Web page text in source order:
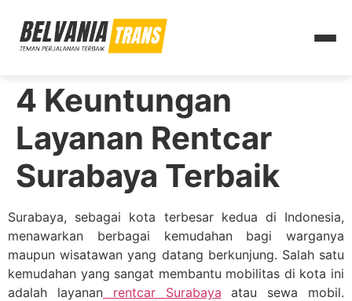
4 Keuntungan
Layanan Rentcar
Surabaya Terbaik
Surabaya, sebagai kota terbesar kedua di Indonesia,
menawarkan berbagai kemudahan bagi warganya
maupun wisatawan yang datang berkunjung. Salah satu
kemudahan yang sangat membantu mobilitas di kota ini
adalah layananrentcar Surabaya atau sewa mobil.